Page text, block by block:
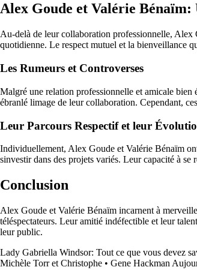
Alex Goude et Valérie
Au-delà de leur collaboration professionnelle, Alex
quotidienne. Le respect mutuel et la bienveillance
Les Rumeurs et Controverses
Malgré une relation professionnelle et amicale bien
ébranlé limage de leur collaboration. Cependant,
Leur Parcours Respectif et leur
Individuellement, Alex Goude et Valérie Bénaïm
sinvestir dans des projets variés. Leur capacité à
Conclusion
Alex Goude et Valérie Bénaïm incarnent à
téléspectateurs. Leur amitié indéfectible et leur
leur public.
Lady Gabriella Windsor: Tout ce que vous devez
Michèle Torr et Christophe • Gene Hackman